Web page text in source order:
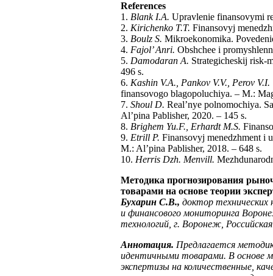
References
1. Blank I.A. Upravlenie finansovymi
2. Kirichenko T.T. Finansovyj
3. Boulz S. Mikroekonomika.
4. Fajol’ Anri. Obshchee i
5. Damodaran A. Strategicheskij risk-
496 s.
6. Kashin V.A., Pankov V.V., Perov V.I.
finansovogo blagopoluchiya. – M.:
7. Shoul D. Real’nye polnomochiya.
Al’pina Pablisher, 2020. – 145 s.
8. Brighem Yu.F., Erhardt M.S.
9. Etrill P. Finansovyj menedzhment i
M.: Al’pina Pablisher, 2018. – 648 s.
10. Herris Dzh. Menvill.
Методика прогнозирования
товарами на основе теории
Бухарин С.В., доктор технических
и финансового мониторинга
технологий, г. Воронеж,
Аннотация. Предлагается
идентичными товарами. В основе
экспертизы на количественные,